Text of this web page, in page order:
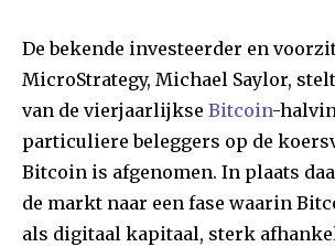
De bekende investeerder en
MicroStrategy, Michael Saylor,
van de vierjaarlijkse Bitcoin-
particuliere beleggers op de
Bitcoin is afgenomen. In plaats
de markt naar een fase waarin
als digitaal kapitaal, sterk